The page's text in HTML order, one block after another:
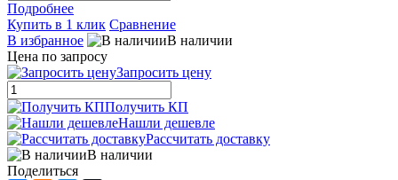
Подробнее
Купить в 1 клик Сравнение
В избранное
В наличии
Цена по запросу
Запросить цену
Получить КП
Нашли дешевле
Рассчитать доставку
В наличии
Поделиться